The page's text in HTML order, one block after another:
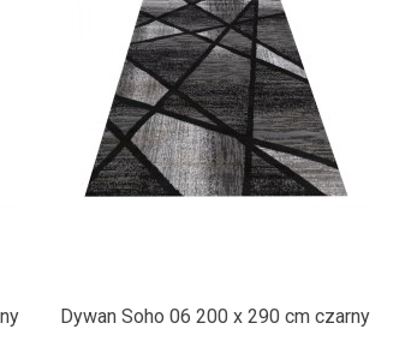
Dywan Soho 06 200 x 290 cm czarny